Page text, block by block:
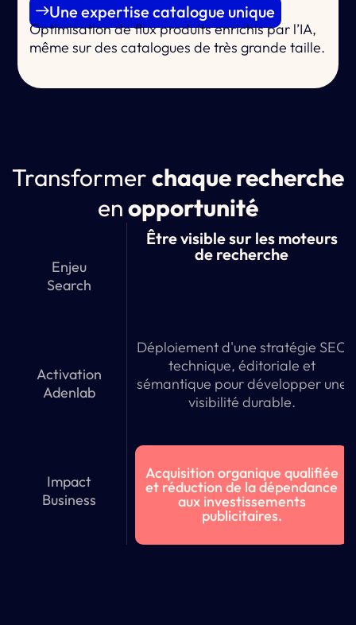
Une expertise catalogue unique
Optimisation de flux produits enrichis par l’IA,
même sur des catalogues de très grande taille.
Transformerchaque recherche
enopportunité
Enjeu
Search
Être visible sur les moteurs
de recherche
Activation
Adenlab
Déploiement d'une stratégie SEO
technique, éditoriale et
sémantique pour développer une
visibilité durable.
Impact
Business
Acquisition organique qualifiée
et réduction de la dépendance
aux investissements
publicitaires.